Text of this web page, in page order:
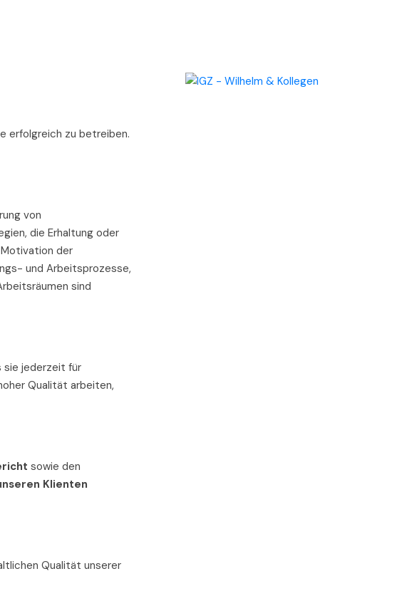
erfolgreich zu betreiben.
von
die Erhaltung oder
der
und Arbeitsprozesse,
sind
sie jederzeit für
Qualität arbeiten,
sowie den
Klienten
Qualität unserer